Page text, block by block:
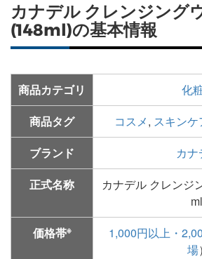
カナデル クレンジング
(148ml)の基本情報
商品カテゴリ
化
商品タグ
コスメ, スキンケ
ブランド
カ
正式名称
カナデル クレンジ
価格帯※ 1,000円以上・
場）